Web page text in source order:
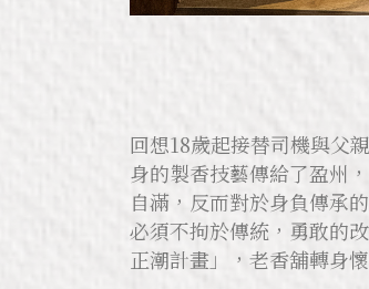
回想18歲起接替司機與父
身的製香技藝傳給了盈州
自滿，反而對於身負傳承
必須不拘於傳統，勇敢的
正潮計畫」，老香舖轉身